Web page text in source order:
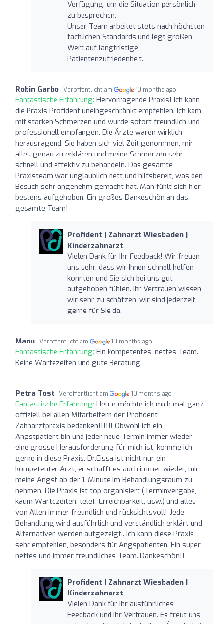
Verfügung, um die Situation persönlich
zu besprechen.
Unser Team arbeitet stets nach höchsten
fachlichen Standards und legt großen
Wert auf langfristige
Patientenzufriedenheit.
Robin Garbo Veröffentlicht am 10 months ago
Fantastische Erfahrung: Hervorragende Praxis! Ich kann
die Praxis Profident uneingeschränkt empfehlen. Ich kam
mit starken Schmerzen und wurde sofort freundlich und
professionell empfangen. Die Ärzte waren wirklich
herausragend. Sie haben sich viel Zeit genommen, mir
alles genau zu erklären und meine Schmerzen sehr
schnell und effektiv zu behandeln. Das gesamte
Praxisteam war unglaublich nett und hilfsbereit, was den
Besuch sehr angenehm gemacht hat. Man fühlt sich hier
bestens aufgehoben. Ein großes Dankeschön an das
gesamte Team!
Profident | Zahnarzt Wiesbaden |
Kinderzahnarzt
Vielen Dank für Ihr Feedback! Wir freuen
uns sehr, dass wir Ihnen schnell helfen
konnten und Sie sich bei uns gut
aufgehoben fühlen. Ihr Vertrauen wissen
wir sehr zu schätzen, wir sind jederzeit
gerne für Sie da.
Manu Veröffentlicht am 10 months ago
Fantastische Erfahrung: Ein kompetentes, nettes Team.
Keine Wartezeiten und gute Beratung
Petra Tost Veröffentlicht am 10 months ago
Fantastische Erfahrung: Heute möchte ich mich mal ganz
offiziell bei allen Mitarbeitern der Profident
Zahnarztpraxis bedanken!!!!!! Obwohl ich ein
Angstpatient bin und jeder neue Termin immer wieder
eine grosse Herausforderung für mich ist, komme ich
gerne in diese Praxis. Dr.Eissa ist nicht nur ein
kompetenter Arzt, er schafft es auch immer wieder, mir
meine Angst ab der 1. Minute im Behandlungsraum zu
nehmen. Die Praxis ist top organisiert (Terminvergabe,
kaum Wartezeiten, telef. Erreichbarkeit, usw.) und alles
von Allen immer freundlich und rücksichtsvoll! Jede
Behandlung wird ausführlich und verständlich erklärt und
Alternativen werden aufgezeigt.. Ich kann diese Praxis
sehr empfehlen, besonders für Angspatienten. Ein super
nettes und immer freundliches Team. Dankeschön!!
Profident | Zahnarzt Wiesbaden |
Kinderzahnarzt
Vielen Dank für Ihr ausführliches
Feedback und Ihr Vertrauen. Es freut uns